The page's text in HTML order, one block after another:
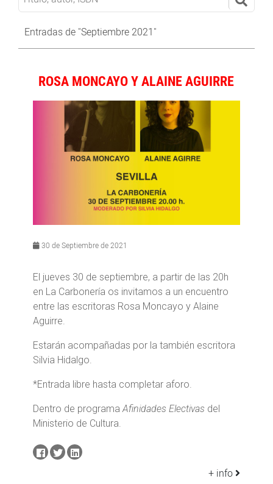
Entradas de "Septiembre 2021"
ROSA MONCAYO Y ALAINE AGUIRRE
30 de Septiembre de 2021
El jueves 30 de septiembre, a partir de las 20h
en La Carbonería os invitamos a un encuentro
entre las escritoras Rosa Moncayo y Alaine
Aguirre.
Estarán acompañadas por la también escritora
Silvia Hidalgo.
*Entrada libre hasta completar aforo.
Dentro de programaAfinidades Electivas del
Ministerio de Cultura.
+ info